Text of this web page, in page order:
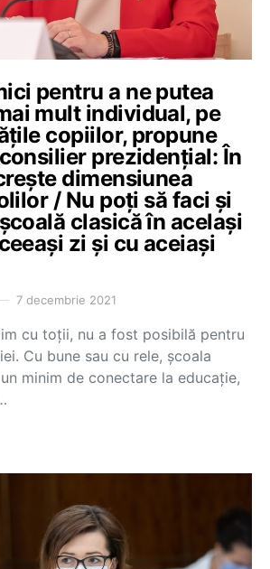
pentru a ne putea
mult individual, pe
copiilor, propune
prezidențial: În
dimensiunea
/ Nu poți să faci și
clasică în același
zi și cu aceiași
7 decembrie 2021
cu toții, nu a fost posibilă pentru
Cu bune sau cu rele, școala
minim de conectare la educație,